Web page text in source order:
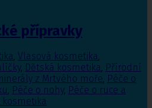
přípravky
, Vlasová kosmetika,
, Dětská kosmetika, Přírodní
z Mrtvého moře, Péče o
, Péče o nohy, Péče o ruce a
kosmetika